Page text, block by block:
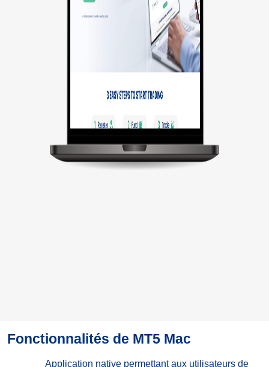
Fonctionnalités de MT5 Mac
Application native permettant aux utilisateurs de